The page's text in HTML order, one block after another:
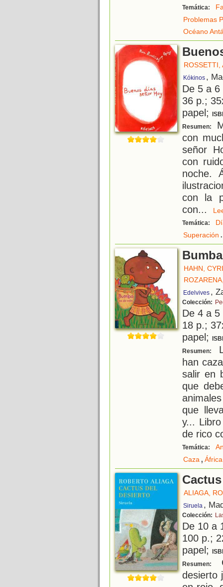
Temática:
Problemas
Océano
ROSSETTI,
Kókinos ,
De 5 a
36 p.;
papel;
Resumen:
con
señor
con
noche.
con la
con...
Temática:
Superación .
HAHN,
Edelvives ,
Colección:
De 4 a
18 p.;
papel;
Resumen:
han
salir en
que
que
y...
de rico
Temática:
Caza , África
ALIAGA,
Siruela ,
Colección:
De 10 a
100 p.;
papel;
Resumen:
desierto